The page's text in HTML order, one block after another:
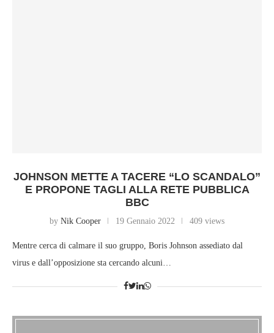
JOHNSON METTE A TACERE “LO SCANDALO”
E PROPONE TAGLI ALLA RETE PUBBLICA
BBC
by Nik Cooper 19 Gennaio 2022 409 views
Mentre cerca di calmare il suo gruppo, Boris Johnson assediato dal
virus e dall’opposizione sta cercando alcuni…